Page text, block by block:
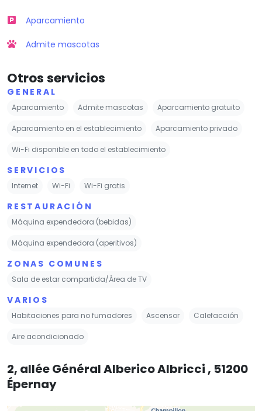
Aparcamiento
Admite mascotas
Otros servicios
GENERAL
Aparcamiento Admite mascotas Aparcamiento gratuito
Aparcamiento en el establecimiento Aparcamiento privado
Wi-Fi disponible en todo el establecimiento
SERVICIOS
Internet Wi-Fi Wi-Fi gratis
RESTAURACIÓN
Máquina expendedora (bebidas)
Máquina expendedora (aperitivos)
ZONAS COMUNES
Sala de estar compartida/Área de TV
VARIOS
Habitaciones para no fumadores Ascensor Calefacción
Aire acondicionado
2, allée Général Alberico Albricci , 51200
Épernay